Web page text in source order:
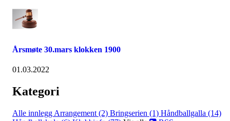
Årsmøte 30.mars klokken 1900
01.03.2022
Kategori
Alle innlegg Arrangement (2) Bringserien (1) Håndballgalla (14)